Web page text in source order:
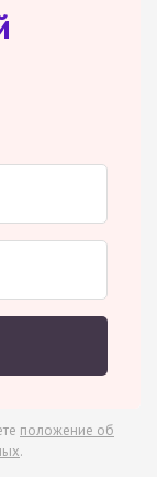
положение об
.